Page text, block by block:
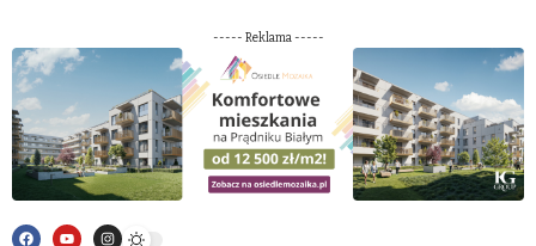
----- Reklama -----